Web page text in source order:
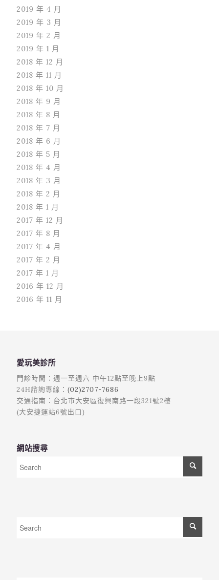
2019 年 4 月
2019 年 3 月
2019 年 2 月
2019 年 1 月
2018 年 12 月
2018 年 11 月
2018 年 10 月
2018 年 9 月
2018 年 8 月
2018 年 7 月
2018 年 6 月
2018 年 5 月
2018 年 4 月
2018 年 3 月
2018 年 2 月
2018 年 1 月
2017 年 12 月
2017 年 8 月
2017 年 4 月
2017 年 2 月
2017 年 1 月
2016 年 12 月
2016 年 11 月
愛玩美診所
門診時間：週一至週六 中午12點至晚上9點
24H諮詢專線： (02)2707-7686
交通指南：台北市大安區復興南路一段321號2樓
(大安捷運站6號出口)
網站搜尋